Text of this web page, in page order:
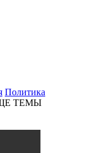
Политика
ТЕМЫ